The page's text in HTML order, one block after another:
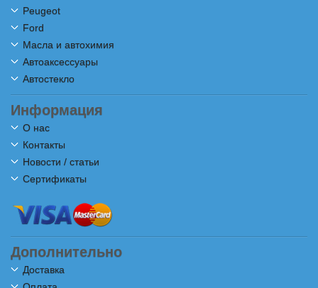
Peugeot
Ford
Масла и автохимия
Автоаксессуары
Автостекло
Информация
О нас
Контакты
Новости / статьи
Сертификаты
Дополнительно
Доставка